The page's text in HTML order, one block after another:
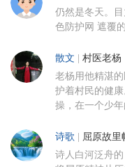
仍然是冬天。
色防护网 遮覆
散文 | 村医老杨
老杨用他精湛
护着村民的健
操，在一个少年
诗歌 | 屈原故里
诗人白河泛舟